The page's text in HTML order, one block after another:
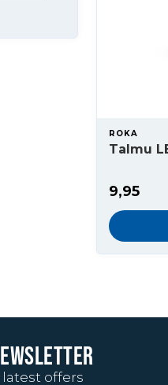
ROKA
Talmu
9,95
offers